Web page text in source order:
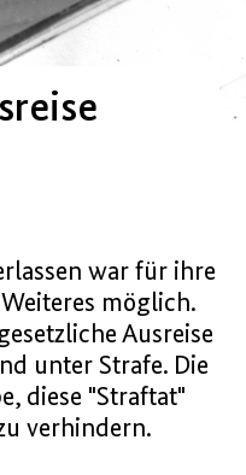
war für ihre
möglich.
Ausreise
unter Strafe. Die
diese "Straftat"
verhindern.